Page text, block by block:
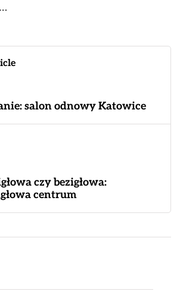
salon odnowy Katowice
czy bezigłowa:
centrum